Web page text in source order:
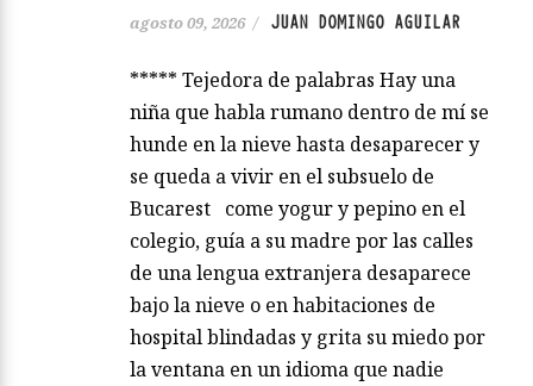
agosto 09, 2026 / JUAN DOMINGO AGUILAR
***** Tejedora de palabras Hay una
niña que habla rumano dentro de mí se
hunde en la nieve hasta desaparecer y
se queda a vivir en el subsuelo de
Bucarest come yogur y pepino en el
colegio, guía a su madre por las calles
de una lengua extranjera desaparece
bajo la nieve o en habitaciones de
hospital blindadas y grita su miedo por
la ventana en un idioma que nadie